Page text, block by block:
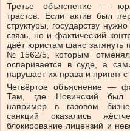
Третье объяснение —
трастов. Если актив был
структуры, государству
связь, но и фактический
даёт юристам шанс затянуть
№1562/5, которым
оспаривается в суде, а
нарушает их права и принят
Четвёртое объяснение —
Там, где Новинский был
например в газовом
санкций оказались
блокирование лицензий и